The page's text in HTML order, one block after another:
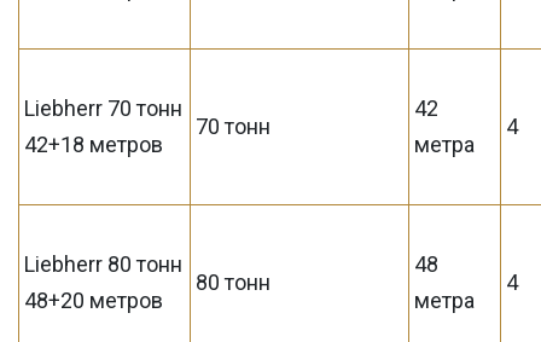
Liebherr 70 тонн
42+18 метров
70 тонн
42
метра
4
Liebherr 80 тонн
48+20 метров
80 тонн
48
метра
4